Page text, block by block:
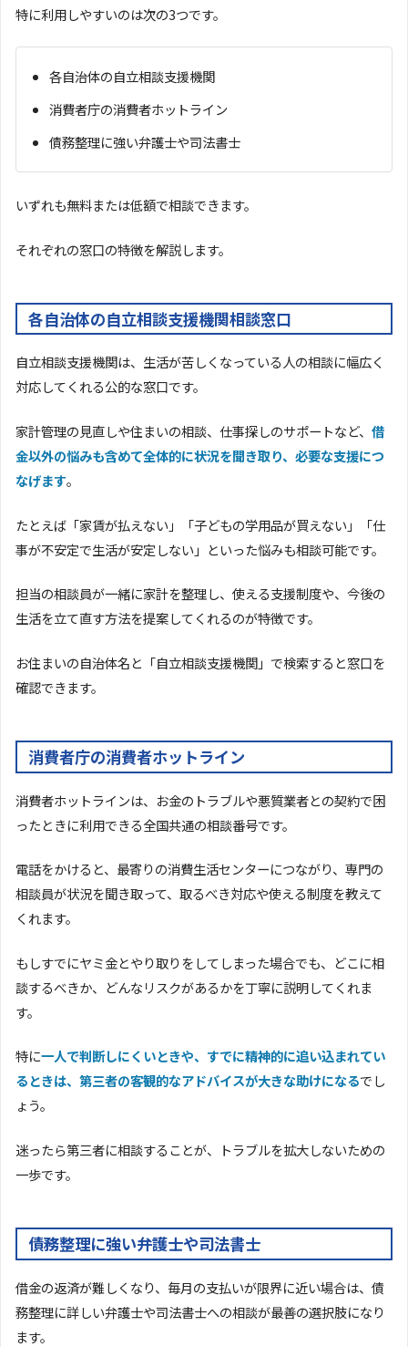
特に利用しやすいのは次の3つです。
各自治体の自立相談支援機関
消費者庁の消費者ホットライン
債務整理に強い弁護士や司法書士
いずれも無料または低額で相談できます。
それぞれの窓口の特徴を解説します。
各自治体の自立相談支援機関相談窓口
自立相談支援機関は、生活が苦しくなっている人の相談に幅広く
対応してくれる公的な窓口です。
家計管理の見直しや住まいの相談、仕事探しのサポートなど、 借
金以外の悩みも含めて全体的に状況を聞き取り、必要な支援につ
なげます。
たとえば「家賃が払えない」「子どもの学用品が買えない」「仕
事が不安定で生活が安定しない」といった悩みも相談可能です。
担当の相談員が一緒に家計を整理し、使える支援制度や、今後の
生活を立て直す方法を提案してくれるのが特徴です。
お住まいの自治体名と「自立相談支援機関」で検索すると窓口を
確認できます。
消費者庁の消費者ホットライン
消費者ホットラインは、お金のトラブルや悪質業者との契約で困
ったときに利用できる全国共通の相談番号です。
電話をかけると、最寄りの消費生活センターにつながり、専門の
相談員が状況を聞き取って、取るべき対応や使える制度を教えて
くれます。
もしすでにヤミ金とやり取りをしてしまった場合でも、どこに相
談するべきか、どんなリスクがあるかを丁寧に説明してくれま
す。
特に一人で判断しにくいときや、すでに精神的に追い込まれてい
るときは、第三者の客観的なアドバイスが大きな助けになるでし
ょう。
迷ったら第三者に相談することが、トラブルを拡大しないための
一歩です。
債務整理に強い弁護士や司法書士
借金の返済が難しくなり、毎月の支払いが限界に近い場合は、債
務整理に詳しい弁護士や司法書士への相談が最善の選択肢になり
ます。